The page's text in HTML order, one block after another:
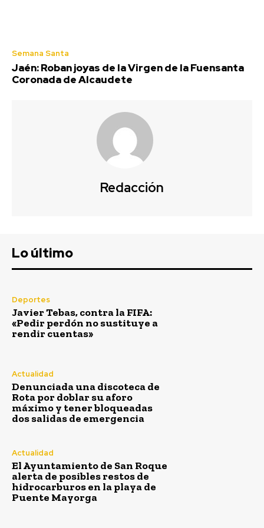
El Ayuntamiento de San Roque alerta
de posibles restos de hidrocarburos en
la playa de Puente Mayorga
Semana Santa
Jaén: Roban joyas de la Virgen de la Fuensanta
Coronada de Alcaudete
Redacción
Lo último
Deportes
Javier Tebas, contra la FIFA:
«Pedir perdón no sustituye a
rendir cuentas»
Actualidad
Denunciada una discoteca de
Rota por doblar su aforo
máximo y tener bloqueadas
dos salidas de emergencia
Actualidad
El Ayuntamiento de San Roque
alerta de posibles restos de
hidrocarburos en la playa de
Puente Mayorga